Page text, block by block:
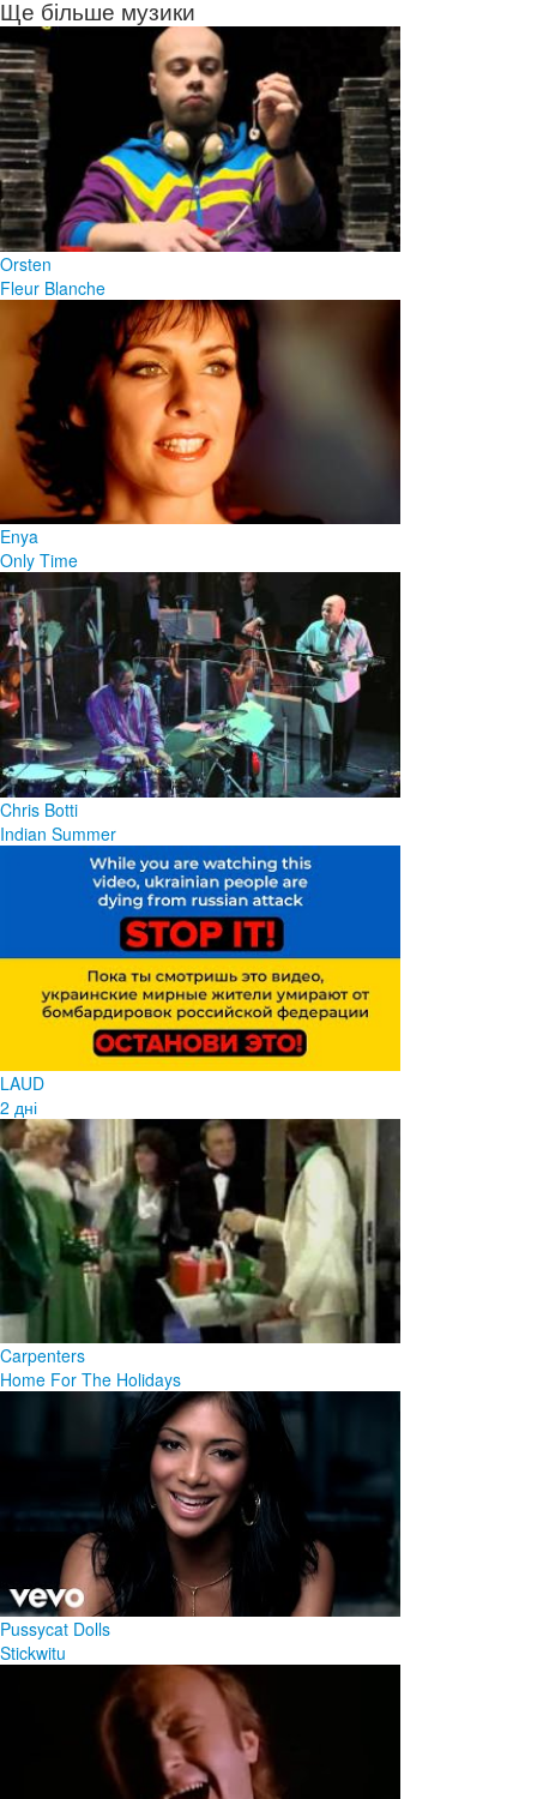
Ще більше музики
Orsten
Fleur Blanche
Enya
Only Time
Chris Botti
Indian Summer
LAUD
2 дні
Carpenters
Home For The Holidays
Pussycat Dolls
Stickwitu